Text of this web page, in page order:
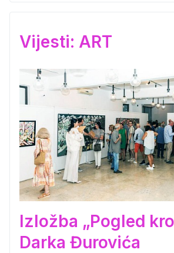
Vijesti: ART
Izložba „Pogled
Darka Đurovića